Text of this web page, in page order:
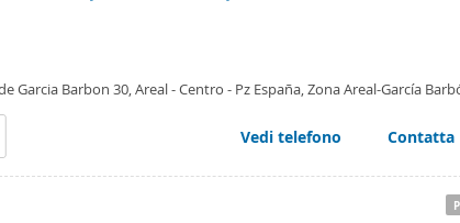
Garcia Barbon 30, Areal - Centro - Pz España, Zona Areal-García
Vedi telefono Contatta